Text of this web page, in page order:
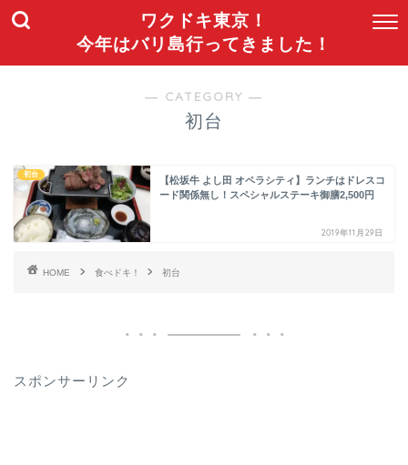
ワクドキ東京！
今年はバリ島行ってきました！
― CATEGORY ―
初台
初台
【松坂牛 よし田 オペラシティ】ランチはドレスコ
ード関係無し！スペシャルステーキ御膳2,500円
2019年11月29日
HOME 食べドキ！ 初台
スポンサーリンク